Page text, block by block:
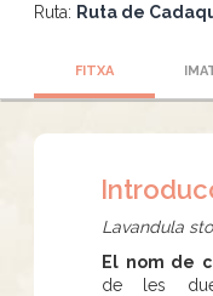
Ruta: Ruta de
FITXA
Lavandula
El nom de
de les